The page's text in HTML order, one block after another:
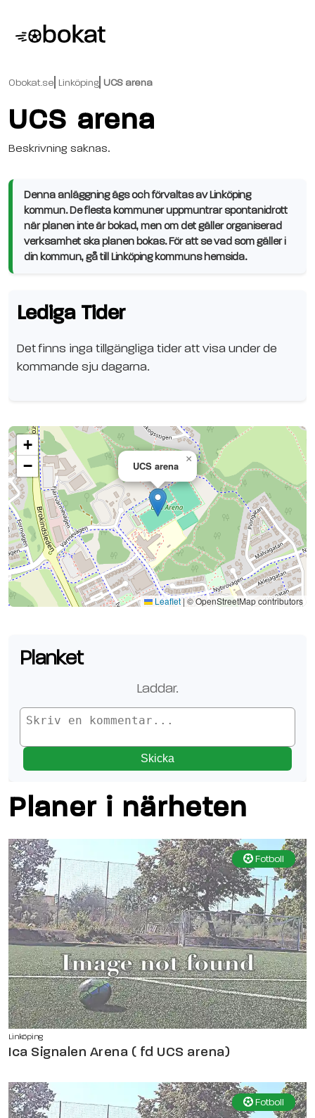
Obokat.se Linköping UCS arena
UCS arena
Beskrivning saknas.
Denna anläggning ägs och förvaltas av Linköping
kommun. De flesta kommuner uppmuntrar spontanidrott
när planen inte är bokad, men om det gäller organiserad
verksamhet ska planen bokas. För att se vad som gäller i
din kommun, gå till Linköping kommuns hemsida.
Lediga Tider
Det finns inga tillgängliga tider att visa under de
kommande sju dagarna.
UCS arena
×
+
−
Leaflet|© OpenStreetMap contributors
Se planen på Google Maps
Planket
Laddar..
Skicka
Planer i närheten
Fotboll
Linköping
Ica Signalen Arena ( fd UCS arena)
Fotboll